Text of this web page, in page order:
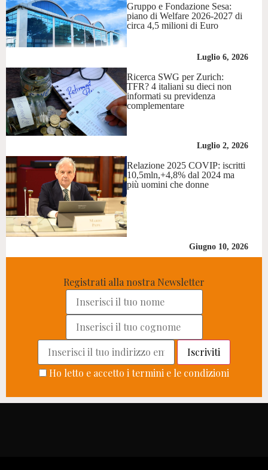
Gruppo e Fondazione Sesa:
piano di Welfare 2026-2027 di
circa 4,5 milioni di Euro
Luglio 6, 2026
Ricerca SWG per Zurich:
TFR? 4 italiani su dieci non
informati su previdenza
complementare
Luglio 2, 2026
Relazione 2025 COVIP: iscritti
10,5mln,+4,8% dal 2024 ma
più uomini che donne
Giugno 10, 2026
Registrati alla nostra Newsletter
Ho letto e accetto i termini e le condizioni